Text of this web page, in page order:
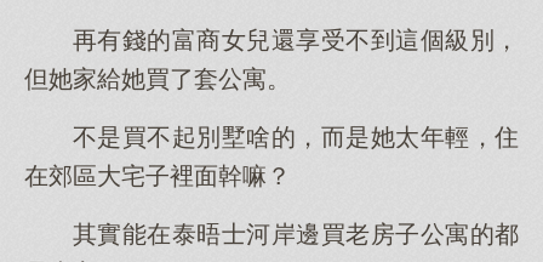
再有錢的富商女兒還享受不到這個級別，
但她家給她買了套公寓。
不是買不起別墅啥的，而是她太年輕，住
在郊區大宅子裡面幹嘛？
其實能在泰晤士河岸邊買老房子公寓的都